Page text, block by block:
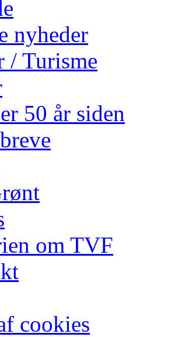
nyheder
/ Turisme
50 år siden
om TVF
cookies